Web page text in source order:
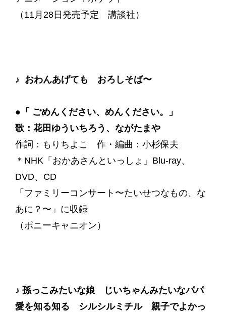
（11月28日発売予定 講談社）
♪ おわんあげても おろしそば〜
●「 ごめんください、めんください。」
歌：花田ゆういちろう、ながたまや
作詞：もりちよこ 作・編曲：小杉保夫
＊NHK「おかあさんといっしょ」Blu-ray、
DVD、CD
「ファミリーコンサート〜たいせつなもの、な
あに？〜」に収録
（ポニーキャニオン）
♪ 孫っこみたいな娘 じいちゃんみたいなパパ
愛を知る知る シルシルミチル 親子でよかっ